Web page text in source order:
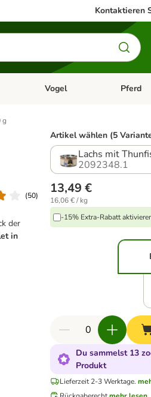
Kontaktieren
& Zubehör
öffnen: Kleintier
Kategorie-Menü öffnen: Fisch
Vogel Pferd
g
(50)
der
in
Artikel wählen (5
Lachs mit
2092348.1
13,49 €
16,06 € / kg
-15% Extra-Rabatt
Du sammelst 13
Produkt
Lieferzeit 2-3 Werktage.